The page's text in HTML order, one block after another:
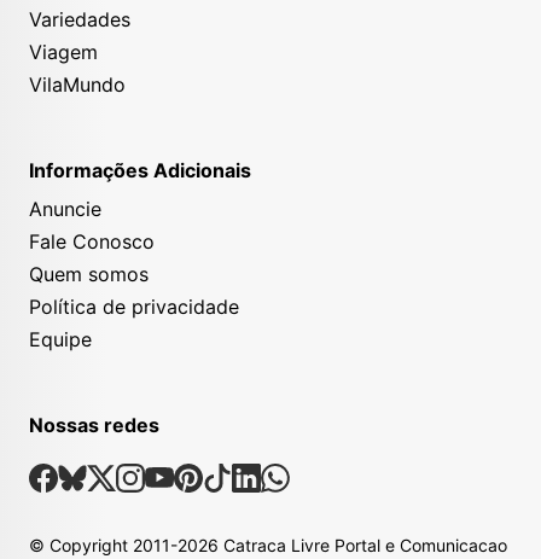
Variedades
Viagem
VilaMundo
Informações Adicionais
Anuncie
Fale Conosco
Quem somos
Política de privacidade
Equipe
Nossas redes
Nossas Redes Sociais
Facebook
Bsky
X Instagram
Youtube
Pinterest
TiktokLinkedin
Whatsapp
© Copyright 2011-2026 Catraca Livre Portal e Comunicacao